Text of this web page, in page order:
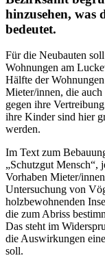
hinzusehen, was
bedeutet.
Für die Neubauten
Wohnungen am
Hälfte der
Mieter/innen, die auch
gegen ihre
ihre Kinder sind hier
werden.
Im Text zum
„Schutzgut Mensch“,
Vorhaben Mieter/
Untersuchung von
holzbewohnenden
die zum Abriss
Das steht im
die Auswirkungen
soll.